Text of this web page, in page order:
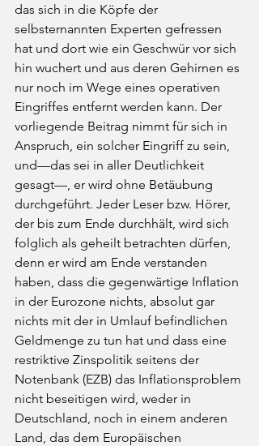
das sich in die Köpfe der
selbsternannten Experten gefressen
hat und dort wie ein Geschwür vor sich
hin wuchert und aus deren Gehirnen es
nur noch im Wege eines operativen
Eingriffes entfernt werden kann. Der
vorliegende Beitrag nimmt für sich in
Anspruch, ein solcher Eingriff zu sein,
und—das sei in aller Deutlichkeit
gesagt—, er wird ohne Betäubung
durchgeführt. Jeder Leser bzw. Hörer,
der bis zum Ende durchhält, wird sich
folglich als geheilt betrachten dürfen,
denn er wird am Ende verstanden
haben, dass die gegenwärtige Inflation
in der Eurozone nichts, absolut gar
nichts mit der in Umlauf befindlichen
Geldmenge zu tun hat und dass eine
restriktive Zinspolitik seitens der
Notenbank (EZB) das Inflationsproblem
nicht beseitigen wird, weder in
Deutschland, noch in einem anderen
Land, das dem Europäischen